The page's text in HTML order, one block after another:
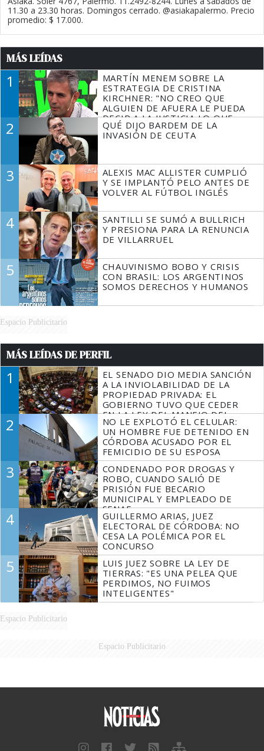
11.30 a 23.30 horas. Domingos cerrado. @asiakapalermo. Precio
promedio: $ 17.000.
MÁS LEÍDAS
1
MARTÍN MENEM SOBRE LA
ESTRATEGIA DE CRISTINA
KIRCHNER: "NO CREO QUE
ALGUIEN DE AFUERA LE PUEDA
DECIR A LA JUSTICIA LO QUE
TIENE QUE HACER"
2
QUÉ DIJO BARDEM DE LA
INVASIÓN DE CEUTA
3
ALEXIS MAC ALLISTER CUMPLIÓ
Y SE IMPLANTÓ PELO ANTES DE
VOLVER AL FÚTBOL INGLÉS
4
SANTILLI SE SUMÓ A BULLRICH
Y PRESIONA PARA LA RENUNCIA
DE VILLARRUEL
5
CHAUVINISMO BOBO Y CRISIS
CON BRASIL: LOS ARGENTINOS
SOMOS DERECHOS Y HUMANOS
Espacio Publicitario
MÁS LEÍDAS DE PERFIL
1
EL SENADO DIO MEDIA SANCIÓN
A LA INVIOLABILIDAD DE LA
PROPIEDAD PRIVADA: EL
GOBIERNO TUVO QUE CEDER
EN LA LEY DEL MANEJO DEL
FUEGO
2
NO LE EXPLOTÓ EL CELULAR:
UN HOMBRE FUE DETENIDO EN
CÓRDOBA ACUSADO POR EL
FEMICIDIO DE SU ESPOSA
3
CONDENADO POR DROGAS Y
ROBO, CUANDO SALIÓ DE
PRISIÓN FUE BECARIO
MUNICIPAL Y EMPLEADO DE
SENAF
4
GUILLERMO ARIAS, JUEZ
ELECTORAL DE CÓRDOBA: NO
CESA LA POLÉMICA POR EL
CONCURSO
5
LUIS JUEZ SOBRE LA LEY DE
TIERRAS: "ES UNA PELEA QUE
PERDIMOS, NO FUIMOS
INTELIGENTES"
Espacio Publicitario
Espacio Publicitario